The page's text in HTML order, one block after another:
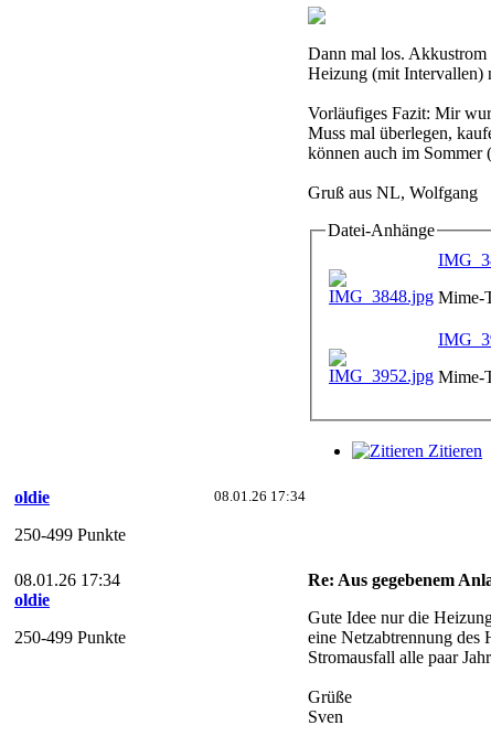
Dann mal los. Akkustrom
Heizung (mit Intervallen)
Vorläufiges Fazit: Mir
Muss mal überlegen,
können auch im Sommer
Gruß aus NL, Wolfgang
Datei-Anhänge
Mime-
Mime-
Zitieren
08.01.26 17:34
oldie
250-499 Punkte
08.01.26 17:34
oldie
250-499 Punkte
Re: Aus gegebenem
Gute Idee nur die
eine Netzabtrennung des
Stromausfall alle paar
Grüße
Sven